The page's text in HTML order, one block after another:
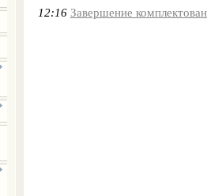
12:16 Завершение